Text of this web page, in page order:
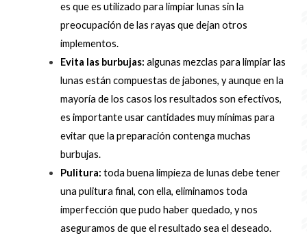
es que es utilizado para limpiar lunas sin la
preocupación de las rayas que dejan otros
implementos.
Evita las burbujas: algunas mezclas para limpiar las
lunas están compuestas de jabones, y aunque en la
mayoría de los casos los resultados son efectivos,
es importante usar cantidades muy mínimas para
evitar que la preparación contenga muchas
burbujas.
Pulitura:toda buena limpieza de lunas debe tener
una pulitura final, con ella, eliminamos toda
imperfección que pudo haber quedado, y nos
aseguramos de que el resultado sea el deseado.